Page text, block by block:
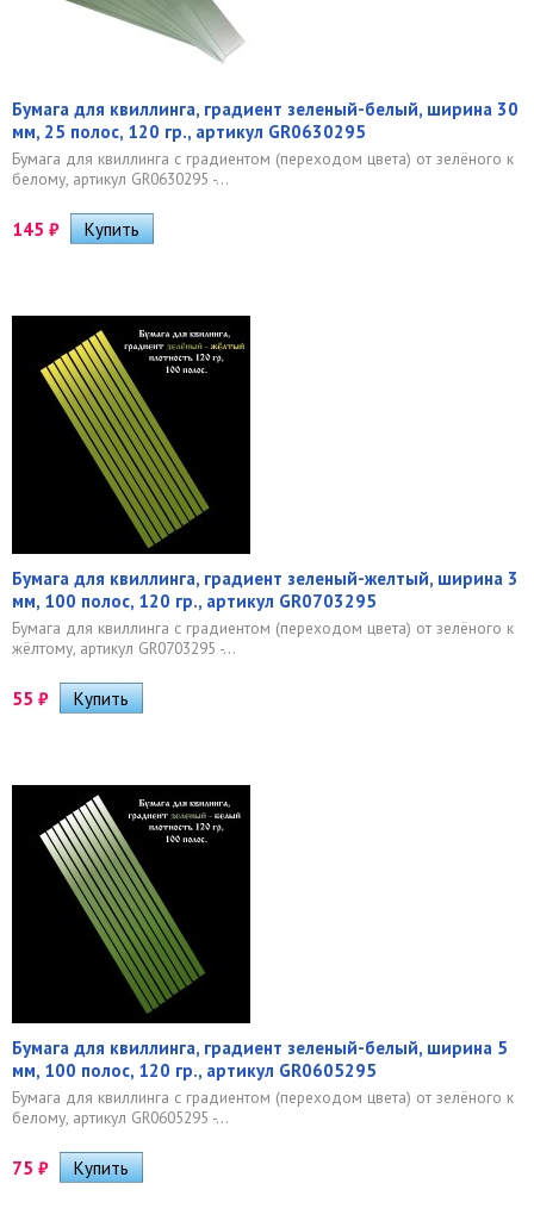
Бумага для квиллинга, градиент зеленый-белый, ширина 30
мм, 25 полос, 120 гр., артикул GR0630295
Бумага для квиллинга с градиентом (переходом цвета) от зелёного к
белому, артикул GR0630295 -...
145 ₽
Бумага для квиллинга, градиент зеленый-желтый, ширина 3
мм, 100 полос, 120 гр., артикул GR0703295
Бумага для квиллинга с градиентом (переходом цвета) от зелёного к
жёлтому, артикул GR0703295 -...
55 ₽
Бумага для квиллинга, градиент зеленый-белый, ширина 5
мм, 100 полос, 120 гр., артикул GR0605295
Бумага для квиллинга с градиентом (переходом цвета) от зелёного к
белому, артикул GR0605295 -...
75 ₽